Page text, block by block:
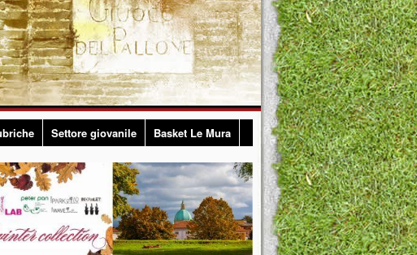
Settore giovanile Basket Le Mura